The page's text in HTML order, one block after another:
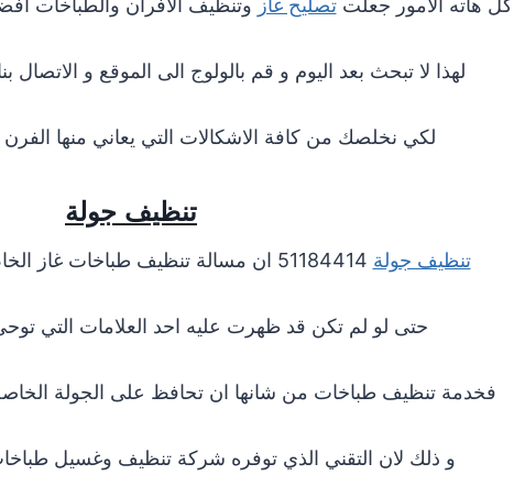
كل هاته الامور جعلتتصليح غاز وتنظيف الافران والطباخات
لهذا لا تبحث بعد اليوم و قم بالولوج الى الموقع و
لكي نخلصك من كافة الاشكالات التي يعاني منها
تنظيف جولة
تنظيف جولة
حتى لو لم تكن قد ظهرت عليه احد العلامات التي
فخدمة تنظيف طباخات من شانها ان تحافظ على الجولة
و ذلك لان التقني الذي توفره شركة تنظيف وغسيل